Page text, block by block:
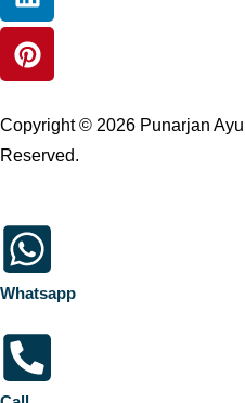
Copyright © 2026 Punarjan
Reserved.
Whatsapp